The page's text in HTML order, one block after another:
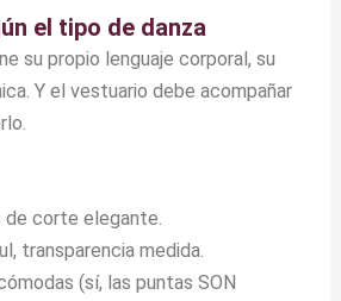
el tipo de danza
su propio lenguaje corporal, su
Y el vestuario debe acompañar
corte elegante.
transparencia medida.
(sí, las puntas SON